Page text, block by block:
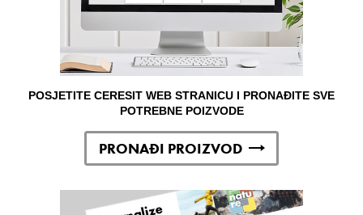
POSJETITE CERESIT WEB STRANICU I PRONAĐITE SVE
POTREBNE POIZVODE
PRONAĐI PROIZVOD